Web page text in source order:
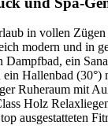
in vollen
modern und in
Dampfbad, ein
Hallenbad (30°)
Ruheraum mit
Holz
ausgestatteten